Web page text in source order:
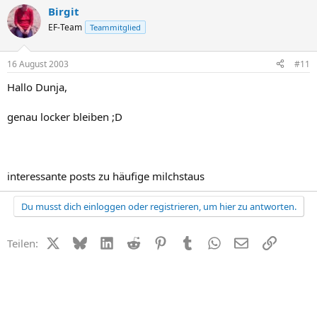
Birgit
EF-Team Teammitglied
16 August 2003 #11
Hallo Dunja,
genau locker bleiben ;D
interessante posts zu häufige milchstaus
Du musst dich einloggen oder registrieren, um hier zu antworten.
Teilen: X (Twitter)
BlueskyLinkedIn
Reddit PinterestTumblr WhatsApp
E-MailLink